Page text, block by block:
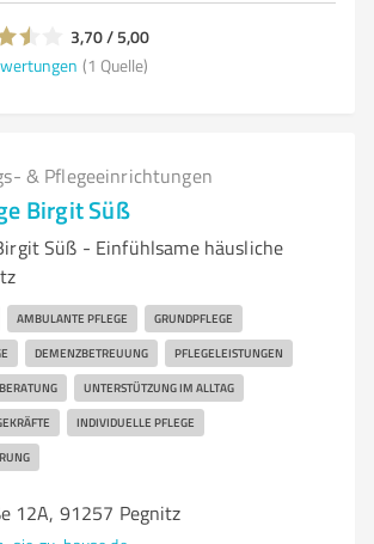
3,70 / 5,00
(1 Quelle)
& Pflegeeinrichtungen
Birgit Süß
Süß - Einfühlsame häusliche
AMBULANTE PFLEGE GRUNDPFLEGE
DEMENZBETREUUNG PFLEGELEISTUNGEN
UNTERSTÜTZUNG IM ALLTAG
INDIVIDUELLE PFLEGE
12A, 91257 Pegnitz